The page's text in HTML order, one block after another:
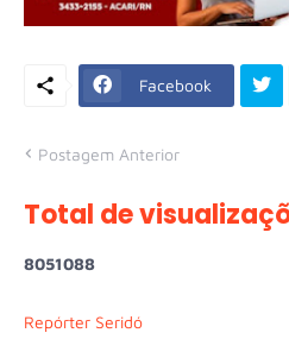
Facebook
Postagem Anterior
Total de
8051088
Repórter Seridó